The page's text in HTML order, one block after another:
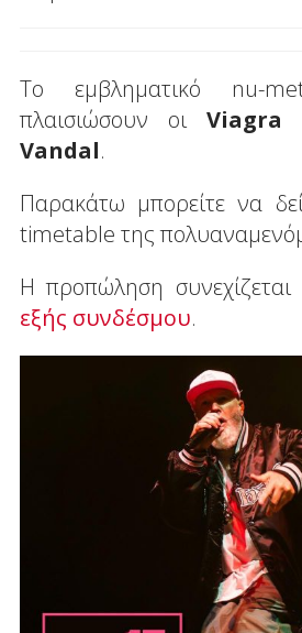
Το εμβληματικό nu-
πλαισιώσουν οιViagra
Vandal.
Παρακάτω μπορείτε να
timetable της
Η προπώληση
εξής συνδέσμου.